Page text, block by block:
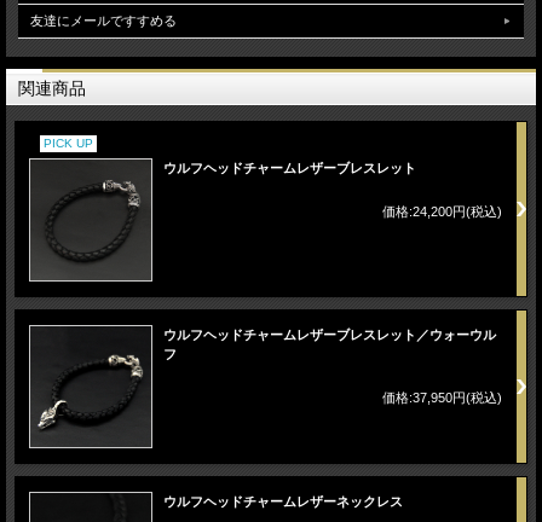
友達にメールですすめる
関連商品
PICK UP
ウルフヘッドチャームレザーブレスレット
価格:24,200円(税込)
ウルフヘッドチャームレザーブレスレット／ウォーウル
フ
価格:37,950円(税込)
ウルフヘッドチャームレザーネックレス